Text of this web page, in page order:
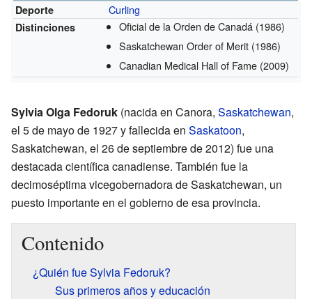
Deporte
Curling
Distinciones Oficial de la Orden de Canadá (1986)
Saskatchewan Order of Merit (1986)
Canadian Medical Hall of Fame (2009)
Sylvia Olga Fedoruk (nacida en Canora, Saskatchewan,
el 5 de mayo de 1927 y fallecida en Saskatoon,
Saskatchewan, el 26 de septiembre de 2012) fue una
destacada científica canadiense. También fue la
decimoséptima vicegobernadora de Saskatchewan, un
puesto importante en el gobierno de esa provincia.
Contenido
¿Quién fue Sylvia Fedoruk?
Sus primeros años y educación